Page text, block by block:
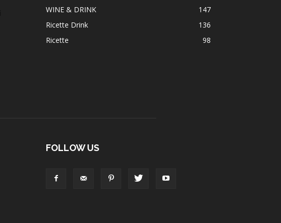
WINE & DRINK
147
Ricette Drink
136
Ricette
98
FOLLOW US